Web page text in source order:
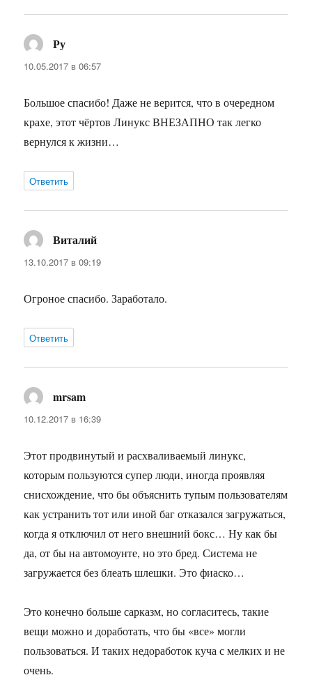
Ру
10.05.2017 в 06:57
Большое спасибо! Даже не верится, что в очередном
крахе, этот чёртов Линукс ВНЕЗАПНО так легко
вернулся к жизни…
Ответить
Виталий
13.10.2017 в 09:19
Огроное спасибо. Заработало.
Ответить
mrsam
10.12.2017 в 16:39
Этот продвинутый и расхваливаемый линукс,
которым пользуются супер люди, иногда проявляя
снисхождение, что бы объяснить тупым пользователям
как устранить тот или иной баг отказался загружаться,
когда я отключил от него внешний бокс… Ну как бы
да, от бы на автомоунте, но это бред. Система не
загружается без блеать шлешки. Это фиаско…
Это конечно больше сарказм, но согласитесь, такие
вещи можно и доработать, что бы «все» могли
пользоваться. И таких недоработок куча с мелких и не
очень.